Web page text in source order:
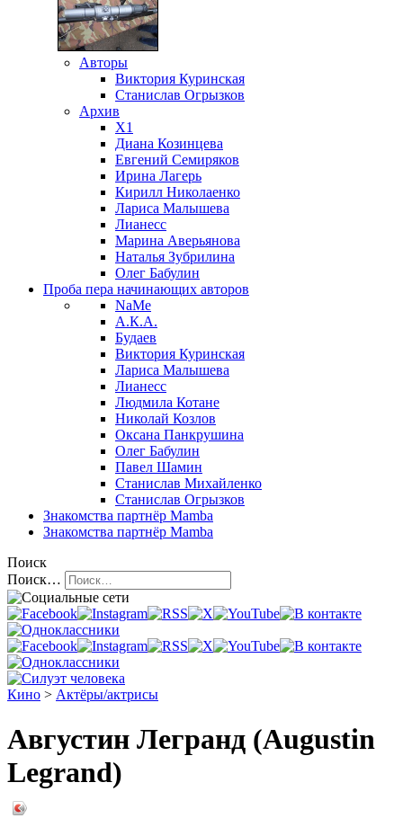
Авторы
Виктория Куринская
Станислав Огрызков
Архив
X1
Диана Козинцева
Евгений Семиряков
Ирина Лагерь
Кирилл Николаенко
Лариса Малышева
Лианесс
Марина Аверьянова
Наталья Зубрилина
Олег Бабулин
Проба пера начинающих авторов
NaMe
А.К.А.
Будаев
Виктория Куринская
Лариса Малышева
Лианесс
Людмила Котане
Николай Козлов
Оксана Панкрушина
Олег Бабулин
Павел Шамин
Станислав Михайленко
Станислав Огрызков
Знакомства партнёр Mamba
Знакомства партнёр Mamba
Поиск
Поиск…
Кино > Актёры/актрисы
Августин Легранд (Augustin
Legrand)